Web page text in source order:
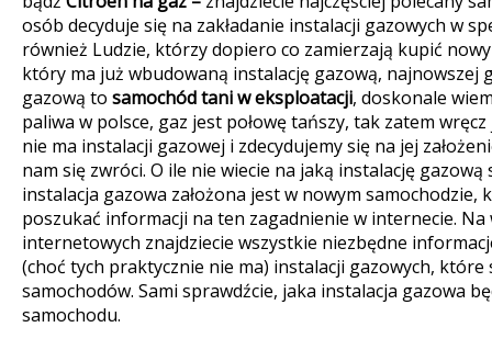
osób decyduje się na zakładanie instalacji gazowych w
również Ludzie, którzy dopiero co zamierzają kupić
który ma już wbudowaną instalację gazową, najnowszej
gazową to samochód tani w eksploatacji, doskonale
paliwa w polsce, gaz jest połowę tańszy, tak zatem
nie ma instalacji gazowej i zdecydujemy się na jej
nam się zwróci. O ile nie wiecie na jaką instalację gazową
instalacja gazowa założona jest w nowym samochodzie,
poszukać informacji na ten zagadnienie w internecie.
internetowych znajdziecie wszystkie niezbędne
(choć tych praktycznie nie ma) instalacji gazowych, które
samochodów. Sami sprawdźcie, jaka instalacja gazowa
samochodu.